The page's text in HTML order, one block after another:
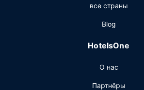
все страны
Blog
HotelsOne
О нас
Партнёры